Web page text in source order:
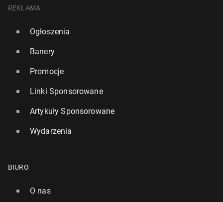
REKLAMA
Ogłoszenia
Banery
Promocje
Linki Sponsorowane
Artykuły Sponsorowane
Wydarzenia
BIURO
O nas